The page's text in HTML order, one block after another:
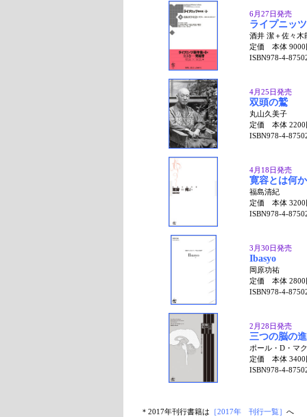
6月27日発売
ライプニッ
酒井 潔＋佐々木
定価 本体 9000
ISBN978-4-
4月25日発売
双頭の鷲
丸山久美子
定価 本体 2200
ISBN978-4-
4月18日発売
寛容とは何か
福島清紀
定価 本体 3200
ISBN978-4-
3月30日発売
Ibasyo
岡原功祐
定価 本体 2800
ISBN978-4-
2月28日発売
三つの脳の
ポール・D・マ
定価 本体 3400
ISBN978-4-
＊2017年刊行書籍は ［2017年 刊行一覧］ へ